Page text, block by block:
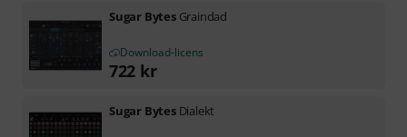
Sugar Bytes Graindad
Download-licens
722 kr
Sugar Bytes Dialekt